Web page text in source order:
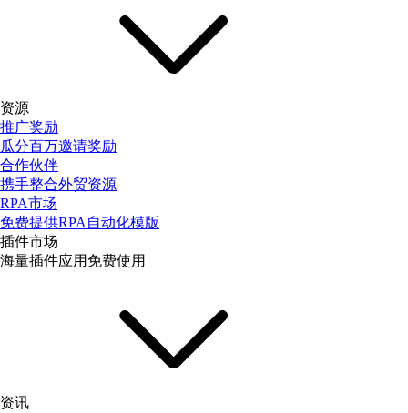
资源
推广奖励
瓜分百万邀请奖励
合作伙伴
携手整合外贸资源
RPA市场
免费提供RPA自动化模版
插件市场
海量插件应用免费使用
资讯